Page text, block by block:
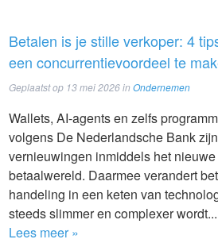
Betalen is je stille verkoper: 4
een concurrentievoordeel te
Geplaatst op 13 mei 2026inOndernemen
Wallets, AI-agents en zelfs
volgens De Nederlandsche Bank
vernieuwingen inmiddels het
betaalwereld. Daarmee verandert
handeling in een keten van
steeds slimmer en complexer
Lees meer »